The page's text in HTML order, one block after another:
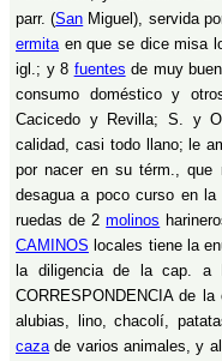
parr. (San Miguel), servida
ermitaen que se dice misa
igl.; y 8 fuentes de muy
consumo doméstico y
Cacicedo y Revilla; S. y
calidad, casi todo llano; le
por nacer en su térm., que
desagua a poco curso en
ruedas de 2molinos
CAMINOS locales tiene la
la diligencia de la cap. a
CORRESPONDENCIA de
alubias, lino, chacolí,
cazade varios animales, y